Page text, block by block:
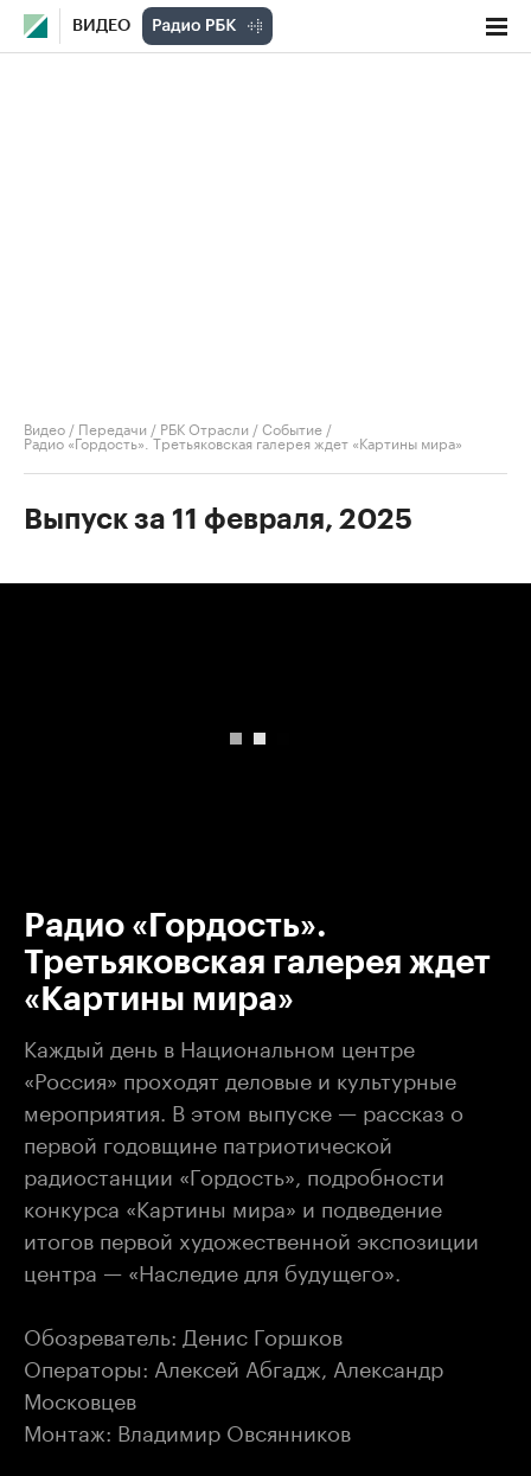
ВИДЕО
Видео / Передачи / РБК Отрасли / Событие /
Радио «Гордость». Третьяковская галерея ждет «Картины мира»
Выпуск за 11 февраля, 2025
Радио «Гордость».
Третьяковская галерея ждет
«Картины мира»
Каждый день в Национальном центре
«Россия» проходят деловые и культурные
мероприятия. В этом выпуске — рассказ о
первой годовщине патриотической
радиостанции «Гордость», подробности
конкурса «Картины мира» и подведение
итогов первой художественной экспозиции
центра — «Наследие для будущего».
Обозреватель: Денис Горшков
Операторы: Алексей Абгадж, Александр
Московцев
Монтаж: Владимир Овсянников